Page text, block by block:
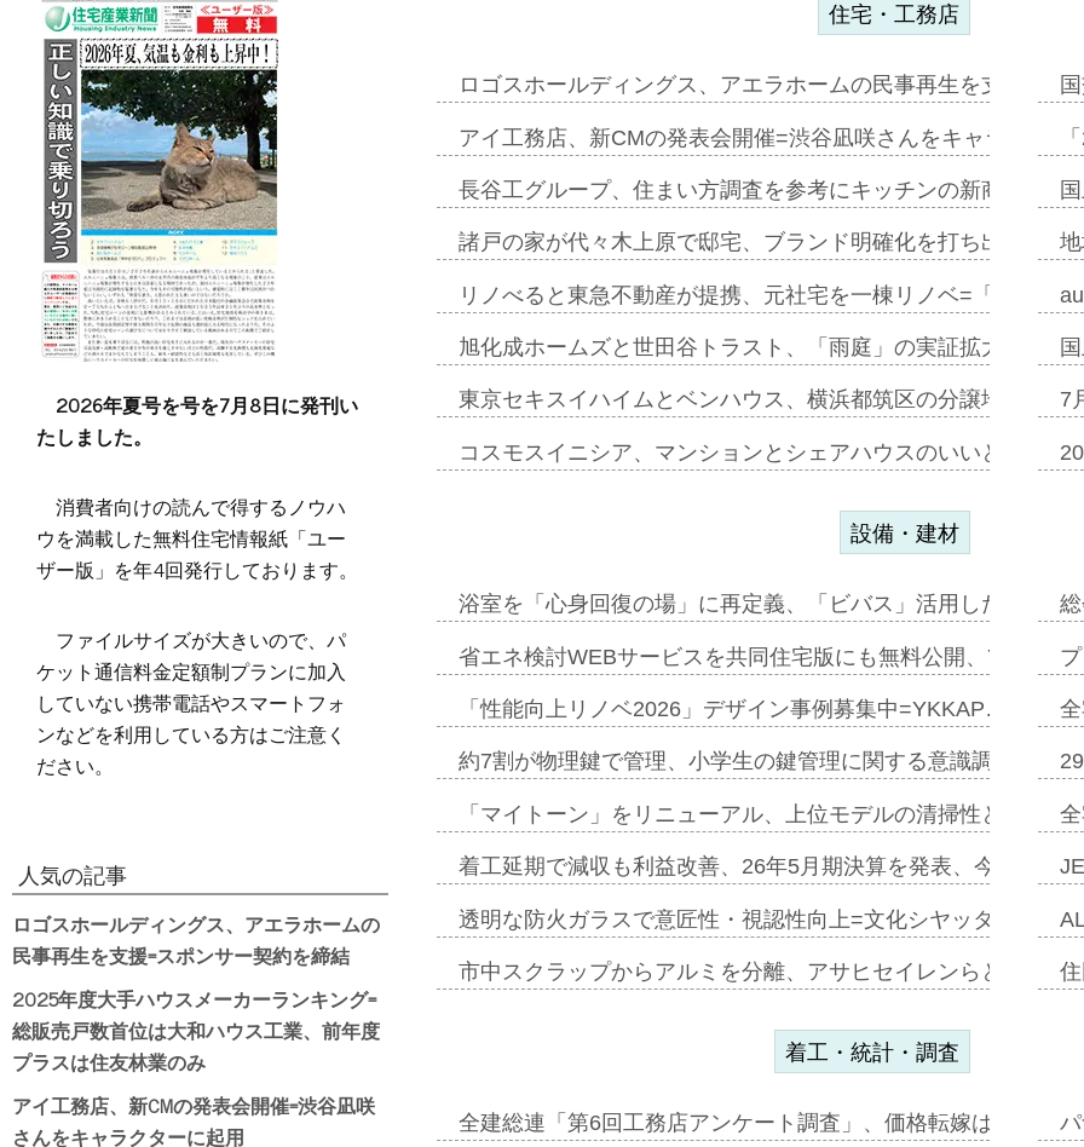
住宅・工務店
ロゴスホールディングス、アエラホームの民事再生を支援=ス
アイ工務店、新CMの発表会開催=渋谷凪咲さんをキャラクタ
長谷工グループ、住まい方調査を参考にキッチンの新商品=「
諸戸の家が代々木上原で邸宅、ブランド明確化を打ち出す=年
リノべると東急不動産が提携、元社宅を一棟リノベ=「職住遊
旭化成ホームズと世田谷トラスト、「雨庭」の実証拡大へ=ガ
東京セキスイハイムとベンハウス、横浜都筑区の分譲地開発で
コスモスイニシア、マンションとシェアハウスのいいとこどり
7
設備・建材
浴室を「心身回復の場」に再定義、「ビバス」活用した新入浴
省エネ検討WEBサービスを共同住宅版にも無料公開、YKKAP
「性能向上リノベ2026」デザイン事例募集中=YKKAP…
約7割が物理鍵で管理、小学生の鍵管理に関する意識調査
「マイトーン」をリニューアル、上位モデルの清掃性と安全
着工延期で減収も利益改善、26年5月期決算を発表、今期は増
透明な防火ガラスで意匠性・視認性向上=文化シヤッター…
市中スクラップからアルミを分離、アサヒセイレンらと協働開
着工・統計・調査
全建総連「第6回工務店アンケート調査」、価格転嫁は十分に
2026年夏号を号を7月8日に発刊い
たしました。
消費者向けの読んで得するノウハ
ウを満載した無料住宅情報紙「ユー
ザー版」を年4回発行しております。
ファイルサイズが大きいので、パ
ケット通信料金定額制プランに加入
していない携帯電話やスマートフォ
ンなどを利用している方はご注意く
ださい。
人気の記事
ロゴスホールディングス、アエラホームの
民事再生を支援=スポンサー契約を締結
2025年度大手ハウスメーカーランキング=
総販売戸数首位は大和ハウス工業、前年度
プラスは住友林業のみ
アイ工務店、新CMの発表会開催=渋谷凪咲
さんをキャラクターに起用